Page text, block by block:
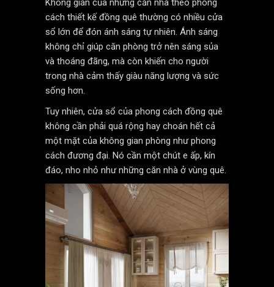
Không gian của những căn nhà theo phong
cách thiết kế đồng quê thường có nhiều cửa
sổ lớn để đón ánh sáng tự nhiên. Ánh sáng
không chỉ giúp căn phòng trở nên sáng sủa
và thoáng đãng, mà còn khiến cho người
trong nhà cảm thấy giàu năng lượng và sức
sống hơn.
Tuy nhiên, cửa sổ của phong cách đồng quê
không cần phải quá rộng hay choán hết cả
một mặt của không gian phòng như phong
cách đương đại. Nó cần một chút e ấp, kín
đáo, nho nhỏ như những căn nhà ở vùng quê.